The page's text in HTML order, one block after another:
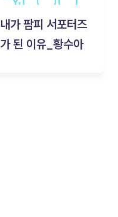
내가 팜피 서포터즈
가 된 이유_황수아